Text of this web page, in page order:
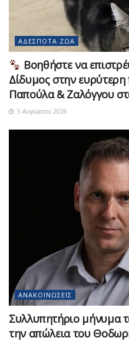
ΑΔΈΣΠΟΤΑ ΖΏΑ
Βοηθήστε να
Δίδυμος στην
Παπούλα & Ζαλόγγου
5 Αυγούστου 2026
ΑΝΑΚΟΙΝΏΣΕΙΣ
Συλλυπητήριο μήνυμα
την απώλεια του